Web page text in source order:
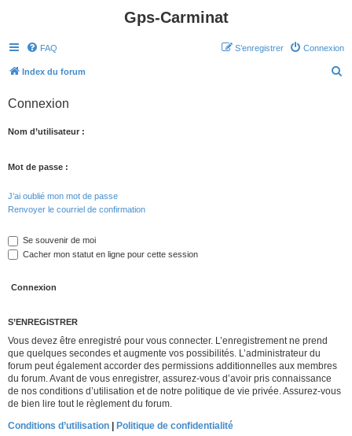
Gps-Carminat
FAQ Connexion
S’enregistrer
Index du forum
Connexion
Nom d’utilisateur :
Mot de passe :
J’ai oublié mon mot de passe
Renvoyer le courriel de confirmation
Se souvenir de moi
Cacher mon statut en ligne pour cette session
S’ENREGISTRER
Vous devez être enregistré pour vous connecter. L’enregistrement ne prend
que quelques secondes et augmente vos possibilités. L’administrateur du
forum peut également accorder des permissions additionnelles aux membres
du forum. Avant de vous enregistrer, assurez-vous d’avoir pris connaissance
de nos conditions d’utilisation et de notre politique de vie privée. Assurez-vous
de bien lire tout le règlement du forum.
Conditions d’utilisation | Politique de confidentialité